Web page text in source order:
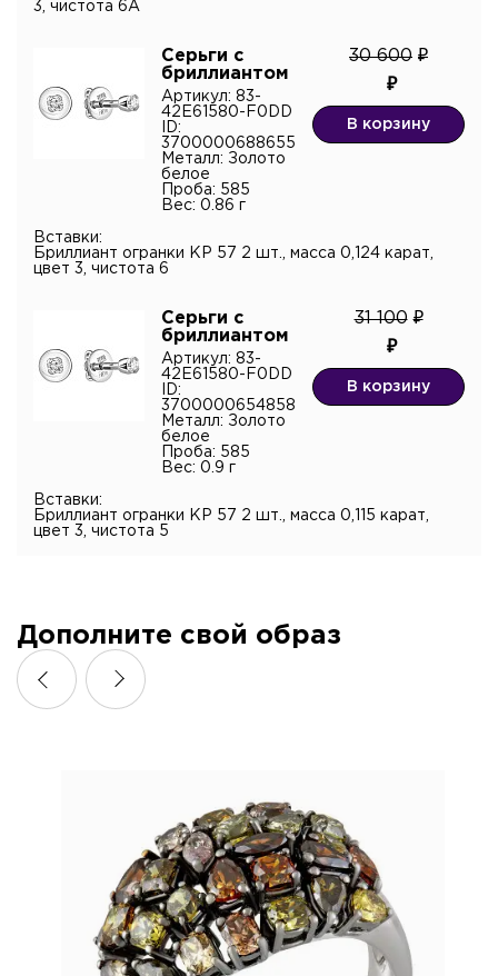
3, чистота 6А
Серьги с
бриллиантом
Артикул: 83-
42E61580-F0DD
ID:
3700000688655
Металл: Золото
белое
Проба: 585
Вес: 0.86 г
30 600
В корзину
Вставки:
Бриллиант огранки КР 57 2 шт., масса 0,124 карат,
цвет 3, чистота 6
Серьги с
бриллиантом
Артикул: 83-
42E61580-F0DD
ID:
3700000654858
Металл: Золото
белое
Проба: 585
Вес: 0.9 г
31 100
В корзину
Вставки:
Бриллиант огранки КР 57 2 шт., масса 0,115 карат,
цвет 3, чистота 5
Дополните свой образ